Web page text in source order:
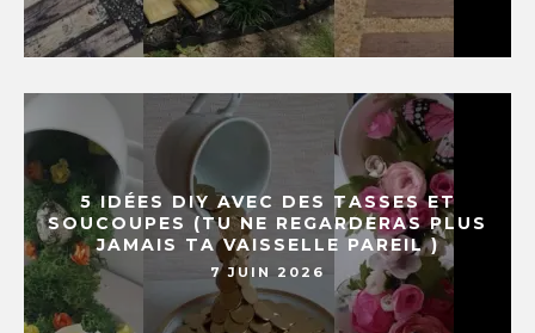
5 IDÉES DIY AVEC DES TASSES ET
SOUCOUPES (TU NE REGARDERAS PLUS
JAMAIS TA VAISSELLE PAREIL )
7 JUIN 2026